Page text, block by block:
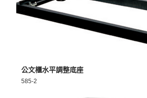
公文櫃水平調整底座
585-2